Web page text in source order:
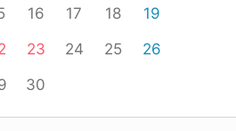
16 17 18
19
23 24 25
26
30